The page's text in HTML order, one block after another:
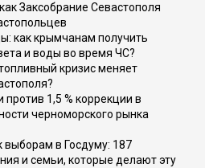
Заксобрание Севастополя
как крымчанам получить
и воды во время ЧС?
кризис меняет
1,5 % коррекции в
черноморского рынка
выборам в Госдуму: 187
и семьи, которые делают эту